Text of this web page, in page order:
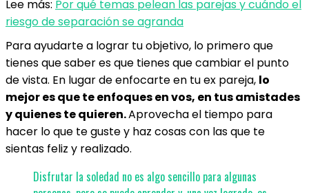
Lee más: Por qué temas pelean las parejas y cuándo el
riesgo de separación se agranda
Para ayudarte a lograr tu objetivo, lo primero que
tienes que saber es que tienes que cambiar el punto
de vista. En lugar de enfocarte en tu ex pareja, lo
mejor es que te enfoques en vos, en tus amistades
y quienes te quieren.Aprovecha el tiempo para
hacer lo que te guste y haz cosas con las que te
sientas feliz y realizado.
Disfrutar la soledad no es algo sencillo para algunas